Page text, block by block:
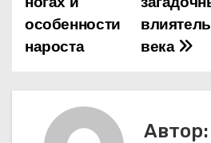
в
и
века
особенности
нароста
Автор: